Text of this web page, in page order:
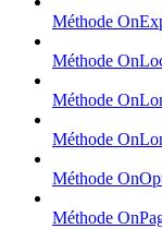
Méthode
Méthode
Méthode
Méthode
Méthode
Méthode